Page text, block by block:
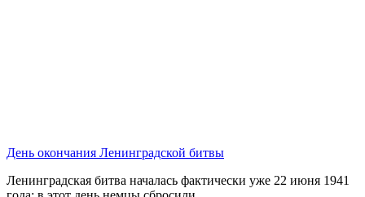
День окончания Ленинградской битвы
Ленинградская битва началась фактически уже 22 июня 1941